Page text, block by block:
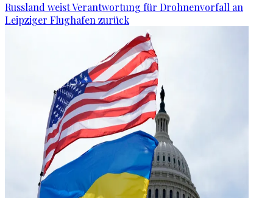
Russland weist Verantwortung für Drohnenvorfall an
Leipziger Flughafen zurück